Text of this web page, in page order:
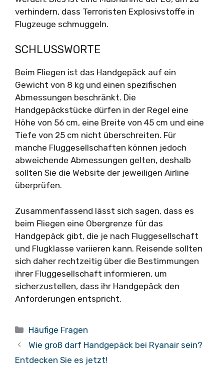
verhindern, dass Terroristen Explosivstoffe in
Flugzeuge schmuggeln.
SCHLUSSWORTE
Beim Fliegen ist das Handgepäck auf ein
Gewicht von 8 kg und einen spezifischen
Abmessungen beschränkt. Die
Handgepäckstücke dürfen in der Regel eine
Höhe von 56 cm, eine Breite von 45 cm und eine
Tiefe von 25 cm nicht überschreiten. Für
manche Fluggesellschaften können jedoch
abweichende Abmessungen gelten, deshalb
sollten Sie die Website der jeweiligen Airline
überprüfen.
Zusammenfassend lässt sich sagen, dass es
beim Fliegen eine Obergrenze für das
Handgepäck gibt, die je nach Fluggesellschaft
und Flugklasse variieren kann. Reisende sollten
sich daher rechtzeitig über die Bestimmungen
ihrer Fluggesellschaft informieren, um
sicherzustellen, dass ihr Handgepäck den
Anforderungen entspricht.
Kategorien
Häufige Fragen
Wie groß darf Handgepäck bei Ryanair sein?
Entdecken Sie es jetzt!